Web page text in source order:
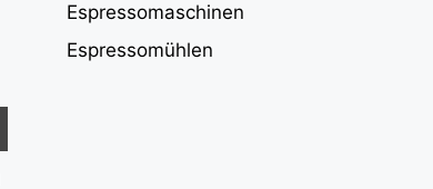
Espressomaschinen
Espressomühlen